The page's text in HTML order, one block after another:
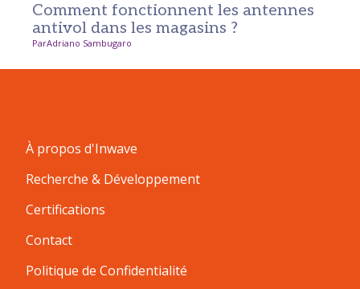
Comment fonctionnent les antennes
antivol dans les magasins ?
ParAdriano Sambugaro
À propos d'Inwave
Recherche & Développement
Certifications
Contact
Politique de Confidentialité